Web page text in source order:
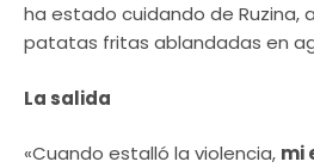
ha estado cuidando de Ruzina,
patatas fritas ablandadas en
La salida
«Cuando estalló la violencia, mi